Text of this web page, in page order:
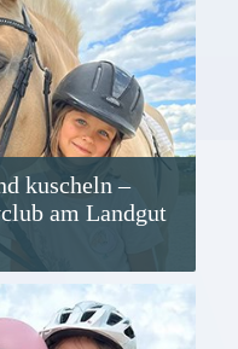
kuscheln –
am Landgut